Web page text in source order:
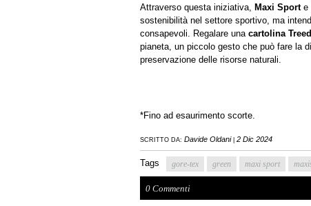
Attraverso questa iniziativa, Maxi Sporte
sostenibilità nel settore sportivo, ma
consapevoli. Regalare una cartolina
pianeta, un piccolo gesto che può fare la
preservazione delle risorse naturali.
*Fino ad esaurimento scorte.
SCRITTO DA: Davide Oldani 2 Dic 2024
Tags gore-tex green maxi sport
0 Commenti